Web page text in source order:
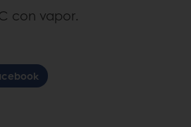
con vapor.